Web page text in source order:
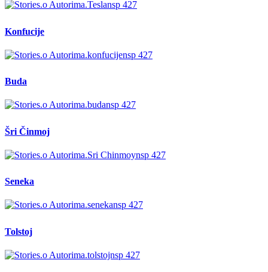
Konfucije
Buda
Šri Činmoj
Seneka
Tolstoj